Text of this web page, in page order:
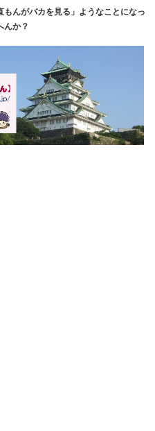
んがバカを見る」ようなことになっ
んか？